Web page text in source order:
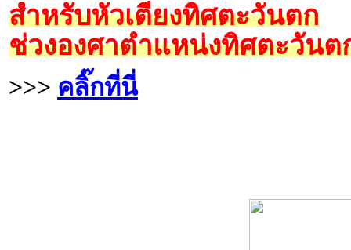
สำหรับหัวเตียงทิศตะวันตก
ช่วงองศาตำแหน่งทิศตะวันต
>>> คลิ๊กที่นี่